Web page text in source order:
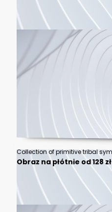
Obraz na płótnie od 128 zł